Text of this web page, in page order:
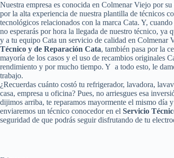
Nuestra empresa es conocida en Colmenar Viejo por
por la alta experiencia de nuestra plantilla de técnicos
tecnológicos relacionados con la marca Cata. Y,
no esperarás por hora la llegada de nuestro técnico, ya
y a tu equipo Cata un servicio de calidad en Colmenar
Técnico y de Reparación Cata, también pasa por la
mayoría de los casos y el uso de recambios originales
rendimiento y por mucho tiempo. Y a todo esto, le
trabajo.
¿Recuerdas cuánto costó tu refrigerador, lavadora,
casa, empresa u oficina? Pues, no arriesgues esa
dijimos arriba, te reparamos mayormente el mismo
enviaremos un técnico conocedor en el Servicio
seguridad de que podrás seguir disfrutando de tu